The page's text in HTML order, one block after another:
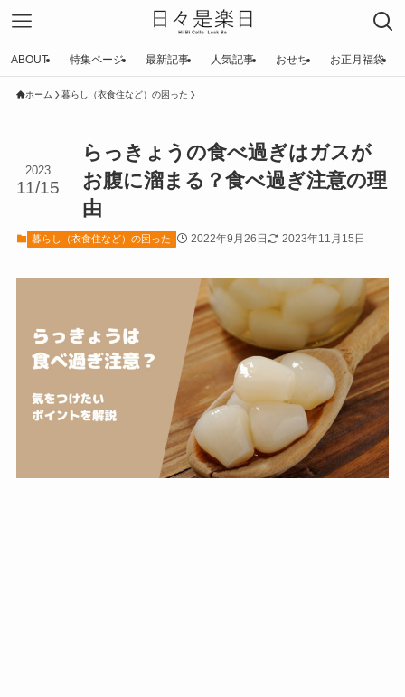
ABOUT 特集ページ 最新記事 人気記事 おせち お正月福袋
ホーム 暮らし（衣食住など）の困った
らっきょうの食べ過ぎはガスが
お腹に溜まる？食べ過ぎ注意の理
由
2023
11/15
暮らし（衣食住など）の困った 2022年9月26日 2023年11月15日